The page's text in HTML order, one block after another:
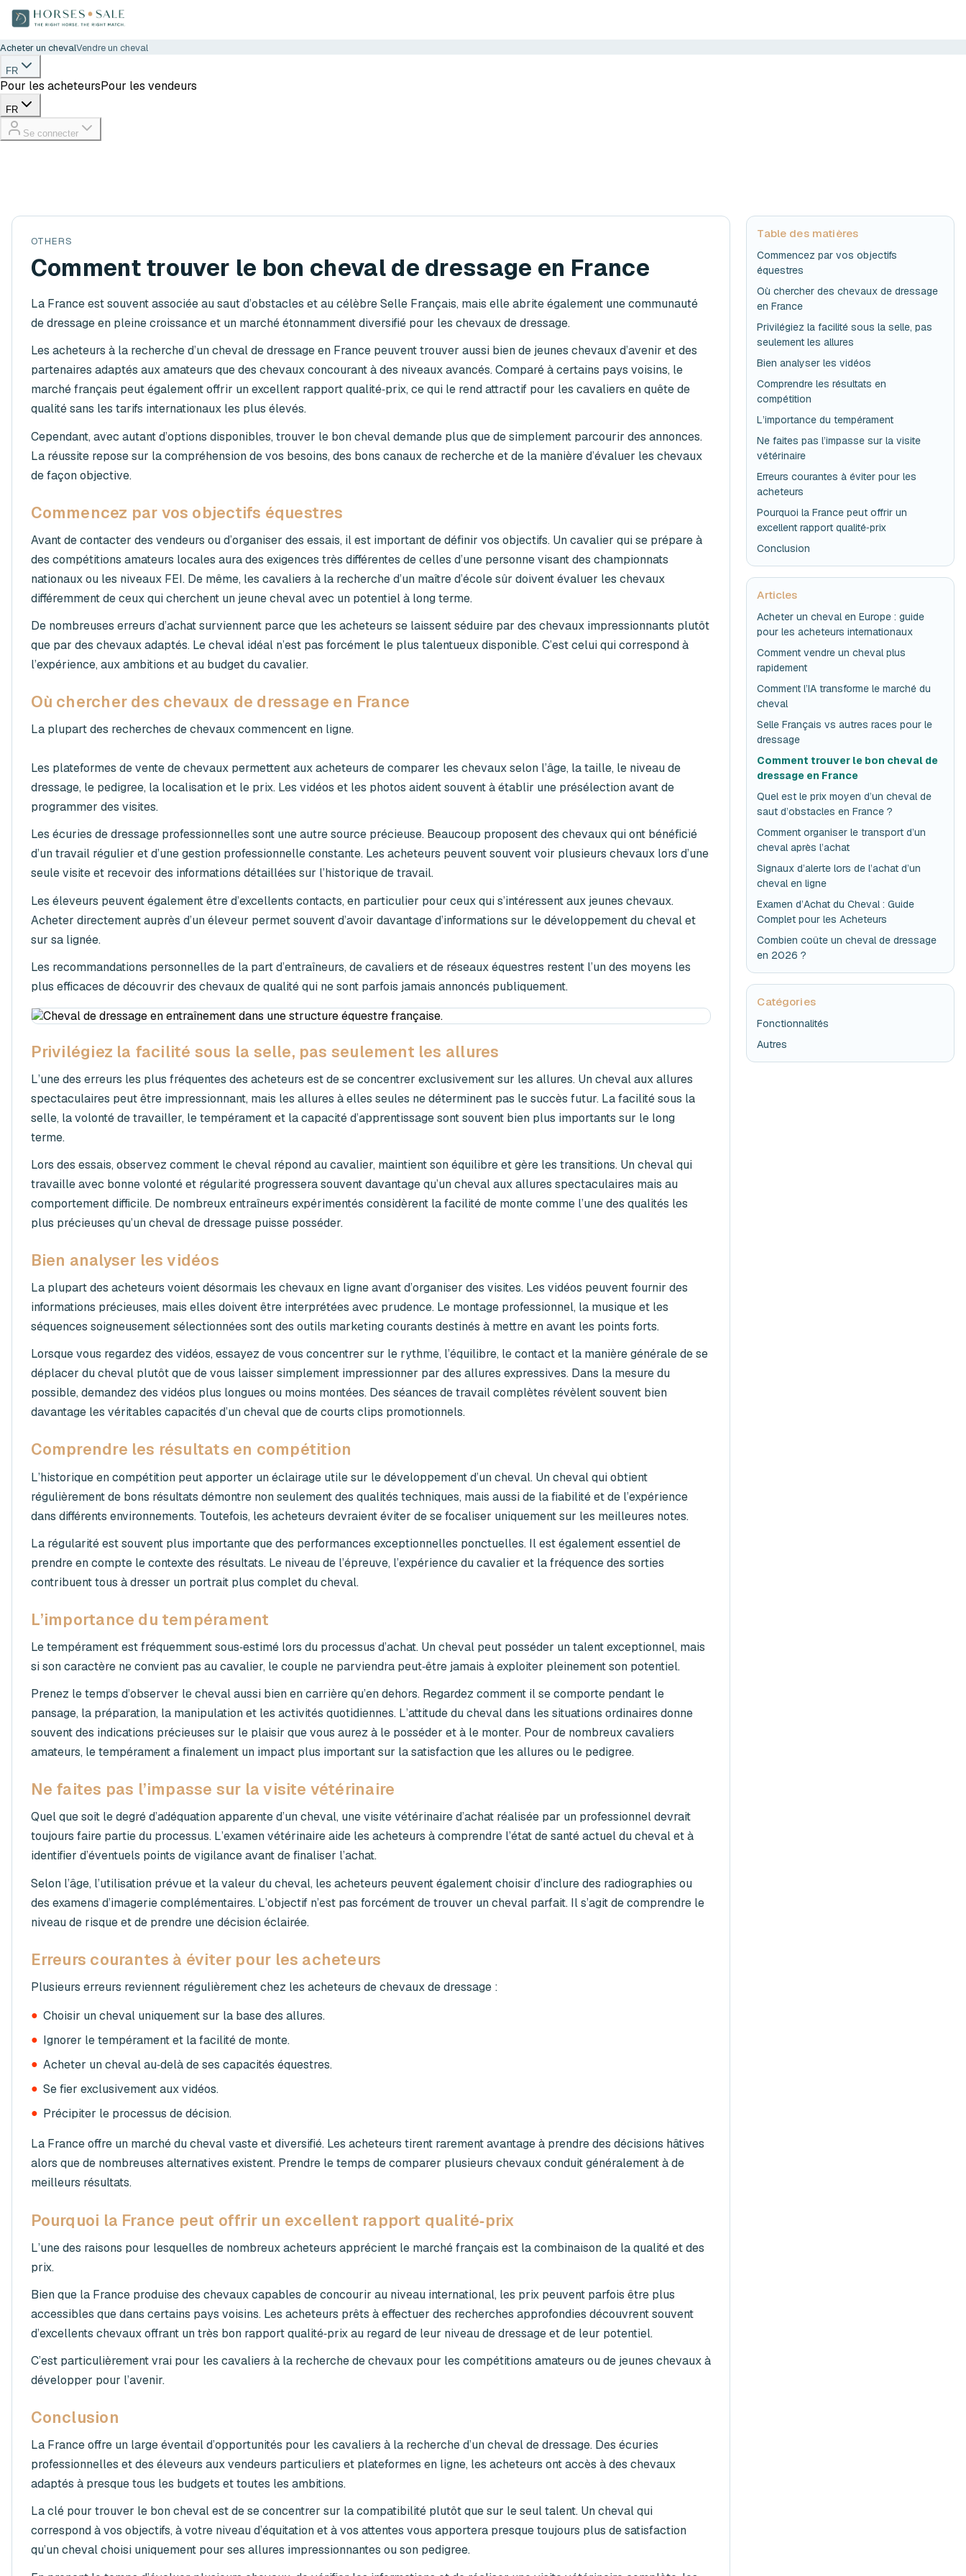
Acheter un chevalVendre un cheval
FR
Pour les acheteursPour les vendeurs
FR
Se connecter
OTHERS
Comment trouver le bon cheval de dressage en France
La France est souvent associée au saut d’obstacles et au célèbre Selle Français, mais elle abrite également une communauté
de dressage en pleine croissance et un marché étonnamment diversifié pour les chevaux de dressage.
Les acheteurs à la recherche d’un cheval de dressage en France peuvent trouver aussi bien de jeunes chevaux d’avenir et des
partenaires adaptés aux amateurs que des chevaux concourant à des niveaux avancés. Comparé à certains pays voisins, le
marché français peut également offrir un excellent rapport qualité‑prix, ce qui le rend attractif pour les cavaliers en quête de
qualité sans les tarifs internationaux les plus élevés.
Cependant, avec autant d’options disponibles, trouver le bon cheval demande plus que de simplement parcourir des annonces.
La réussite repose sur la compréhension de vos besoins, des bons canaux de recherche et de la manière d’évaluer les chevaux
de façon objective.
Commencez par vos objectifs équestres
Avant de contacter des vendeurs ou d’organiser des essais, il est important de définir vos objectifs. Un cavalier qui se prépare à
des compétitions amateurs locales aura des exigences très différentes de celles d’une personne visant des championnats
nationaux ou les niveaux FEI. De même, les cavaliers à la recherche d’un maître d’école sûr doivent évaluer les chevaux
différemment de ceux qui cherchent un jeune cheval avec un potentiel à long terme.
De nombreuses erreurs d’achat surviennent parce que les acheteurs se laissent séduire par des chevaux impressionnants plutôt
que par des chevaux adaptés. Le cheval idéal n’est pas forcément le plus talentueux disponible. C’est celui qui correspond à
l’expérience, aux ambitions et au budget du cavalier.
Où chercher des chevaux de dressage en France
La plupart des recherches de chevaux commencent en ligne.
Les plateformes de vente de chevaux permettent aux acheteurs de comparer les chevaux selon l’âge, la taille, le niveau de
dressage, le pedigree, la localisation et le prix. Les vidéos et les photos aident souvent à établir une présélection avant de
programmer des visites.
Les écuries de dressage professionnelles sont une autre source précieuse. Beaucoup proposent des chevaux qui ont bénéficié
d’un travail régulier et d’une gestion professionnelle constante. Les acheteurs peuvent souvent voir plusieurs chevaux lors d’une
seule visite et recevoir des informations détaillées sur l’historique de travail.
Les éleveurs peuvent également être d’excellents contacts, en particulier pour ceux qui s’intéressent aux jeunes chevaux.
Acheter directement auprès d’un éleveur permet souvent d’avoir davantage d’informations sur le développement du cheval et
sur sa lignée.
Les recommandations personnelles de la part d’entraîneurs, de cavaliers et de réseaux équestres restent l’un des moyens les
plus efficaces de découvrir des chevaux de qualité qui ne sont parfois jamais annoncés publiquement.
Privilégiez la facilité sous la selle, pas seulement les allures
L’une des erreurs les plus fréquentes des acheteurs est de se concentrer exclusivement sur les allures. Un cheval aux allures
spectaculaires peut être impressionnant, mais les allures à elles seules ne déterminent pas le succès futur. La facilité sous la
selle, la volonté de travailler, le tempérament et la capacité d’apprentissage sont souvent bien plus importants sur le long
terme.
Lors des essais, observez comment le cheval répond au cavalier, maintient son équilibre et gère les transitions. Un cheval qui
travaille avec bonne volonté et régularité progressera souvent davantage qu’un cheval aux allures spectaculaires mais au
comportement difficile. De nombreux entraîneurs expérimentés considèrent la facilité de monte comme l’une des qualités les
plus précieuses qu’un cheval de dressage puisse posséder.
Bien analyser les vidéos
La plupart des acheteurs voient désormais les chevaux en ligne avant d’organiser des visites. Les vidéos peuvent fournir des
informations précieuses, mais elles doivent être interprétées avec prudence. Le montage professionnel, la musique et les
séquences soigneusement sélectionnées sont des outils marketing courants destinés à mettre en avant les points forts.
Lorsque vous regardez des vidéos, essayez de vous concentrer sur le rythme, l’équilibre, le contact et la manière générale de se
déplacer du cheval plutôt que de vous laisser simplement impressionner par des allures expressives. Dans la mesure du
possible, demandez des vidéos plus longues ou moins montées. Des séances de travail complètes révèlent souvent bien
davantage les véritables capacités d’un cheval que de courts clips promotionnels.
Comprendre les résultats en compétition
L’historique en compétition peut apporter un éclairage utile sur le développement d’un cheval. Un cheval qui obtient
régulièrement de bons résultats démontre non seulement des qualités techniques, mais aussi de la fiabilité et de l’expérience
dans différents environnements. Toutefois, les acheteurs devraient éviter de se focaliser uniquement sur les meilleures notes.
La régularité est souvent plus importante que des performances exceptionnelles ponctuelles. Il est également essentiel de
prendre en compte le contexte des résultats. Le niveau de l’épreuve, l’expérience du cavalier et la fréquence des sorties
contribuent tous à dresser un portrait plus complet du cheval.
L’importance du tempérament
Le tempérament est fréquemment sous‑estimé lors du processus d’achat. Un cheval peut posséder un talent exceptionnel, mais
si son caractère ne convient pas au cavalier, le couple ne parviendra peut‑être jamais à exploiter pleinement son potentiel.
Prenez le temps d’observer le cheval aussi bien en carrière qu’en dehors. Regardez comment il se comporte pendant le
pansage, la préparation, la manipulation et les activités quotidiennes. L’attitude du cheval dans les situations ordinaires donne
souvent des indications précieuses sur le plaisir que vous aurez à le posséder et à le monter. Pour de nombreux cavaliers
amateurs, le tempérament a finalement un impact plus important sur la satisfaction que les allures ou le pedigree.
Ne faites pas l’impasse sur la visite vétérinaire
Quel que soit le degré d’adéquation apparente d’un cheval, une visite vétérinaire d’achat réalisée par un professionnel devrait
toujours faire partie du processus. L’examen vétérinaire aide les acheteurs à comprendre l’état de santé actuel du cheval et à
identifier d’éventuels points de vigilance avant de finaliser l’achat.
Selon l’âge, l’utilisation prévue et la valeur du cheval, les acheteurs peuvent également choisir d’inclure des radiographies ou
des examens d’imagerie complémentaires. L’objectif n’est pas forcément de trouver un cheval parfait. Il s’agit de comprendre le
niveau de risque et de prendre une décision éclairée.
Erreurs courantes à éviter pour les acheteurs
Plusieurs erreurs reviennent régulièrement chez les acheteurs de chevaux de dressage :
● Choisir un cheval uniquement sur la base des allures.
● Ignorer le tempérament et la facilité de monte.
● Acheter un cheval au‑delà de ses capacités équestres.
● Se fier exclusivement aux vidéos.
● Précipiter le processus de décision.
La France offre un marché du cheval vaste et diversifié. Les acheteurs tirent rarement avantage à prendre des décisions hâtives
alors que de nombreuses alternatives existent. Prendre le temps de comparer plusieurs chevaux conduit généralement à de
meilleurs résultats.
Pourquoi la France peut offrir un excellent rapport qualité‑prix
L’une des raisons pour lesquelles de nombreux acheteurs apprécient le marché français est la combinaison de la qualité et des
prix.
Bien que la France produise des chevaux capables de concourir au niveau international, les prix peuvent parfois être plus
accessibles que dans certains pays voisins. Les acheteurs prêts à effectuer des recherches approfondies découvrent souvent
d’excellents chevaux offrant un très bon rapport qualité‑prix au regard de leur niveau de dressage et de leur potentiel.
C’est particulièrement vrai pour les cavaliers à la recherche de chevaux pour les compétitions amateurs ou de jeunes chevaux à
développer pour l’avenir.
Conclusion
La France offre un large éventail d’opportunités pour les cavaliers à la recherche d’un cheval de dressage. Des écuries
professionnelles et des éleveurs aux vendeurs particuliers et plateformes en ligne, les acheteurs ont accès à des chevaux
adaptés à presque tous les budgets et toutes les ambitions.
La clé pour trouver le bon cheval est de se concentrer sur la compatibilité plutôt que sur le seul talent. Un cheval qui
correspond à vos objectifs, à votre niveau d’équitation et à vos attentes vous apportera presque toujours plus de satisfaction
qu’un cheval choisi uniquement pour ses allures impressionnantes ou son pedigree.
Table des matières
Commencez par vos objectifs
équestres
Où chercher des chevaux de dressage
en France
Privilégiez la facilité sous la selle, pas
seulement les allures
Bien analyser les vidéos
Comprendre les résultats en
compétition
L’importance du tempérament
Ne faites pas l’impasse sur la visite
vétérinaire
Erreurs courantes à éviter pour les
acheteurs
Pourquoi la France peut offrir un
excellent rapport qualité‑prix
Conclusion
Articles
Acheter un cheval en Europe : guide
pour les acheteurs internationaux
Comment vendre un cheval plus
rapidement
Comment l’IA transforme le marché du
cheval
Selle Français vs autres races pour le
dressage
Comment trouver le bon cheval de
dressage en France
Quel est le prix moyen d’un cheval de
saut d’obstacles en France ?
Comment organiser le transport d’un
cheval après l’achat
Signaux d’alerte lors de l’achat d’un
cheval en ligne
Examen d’Achat du Cheval : Guide
Complet pour les Acheteurs
Combien coûte un cheval de dressage
en 2026 ?
Catégories
Fonctionnalités
Autres